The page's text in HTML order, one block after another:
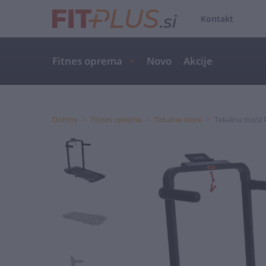
Kontakt
Fitnes oprema Novo Akcije
Domov Fitnes oprema Tekalne steze Tekalna steza